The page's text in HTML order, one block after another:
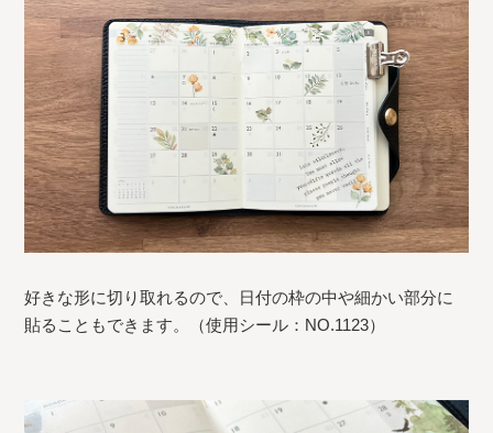
好きな形に切り取れるので、日付の枠の中や細かい部分に
貼ることもできます。（使用シール：NO.1123）